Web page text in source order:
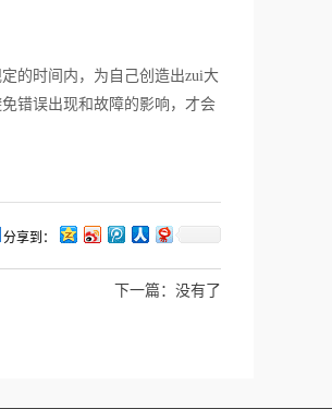
的时间内，为自己创造出zui大
错误出现和故障的影响，才会
分享到：
下一篇：没有了